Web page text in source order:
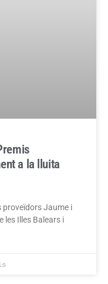
a la lluita
proveïdors Jaume i
les Illes Balears i